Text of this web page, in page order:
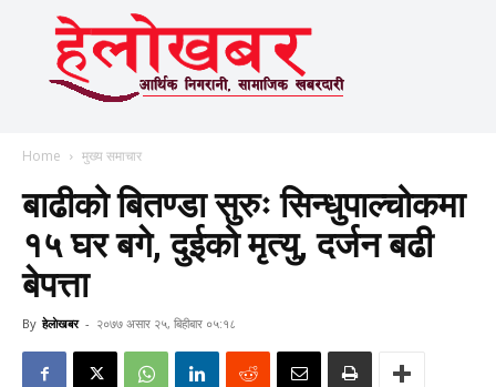
Home मुख्य समाचार
बाढीको बितण्डा सुरुः सिन्धुपाल्चोकमा
१५ घर बगे, दुईको मृत्यु, दर्जन बढी
बेपत्ता
By हेलाेखबर - २०७७ असार २५, बिहीबार ०५:१८